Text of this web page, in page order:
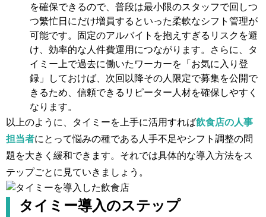
を確保できるので、普段は最小限のスタッフで回しつ
つ繁忙日にだけ増員するといった柔軟なシフト管理が
可能です。固定のアルバイトを抱えすぎるリスクを避
け、効率的な人件費運用につながります。さらに、タ
イミー上で過去に働いたワーカーを「お気に入り登
録」しておけば、次回以降その人限定で募集を公開で
きるため、信頼できるリピーター人材を確保しやすく
なります。
以上のように、タイミーを上手に活用すれば飲食店の人事
担当者にとって悩みの種である人手不足やシフト調整の問
題を大きく緩和できます。それでは具体的な導入方法をス
テップごとに見ていきましょう。
タイミー導入のステップ